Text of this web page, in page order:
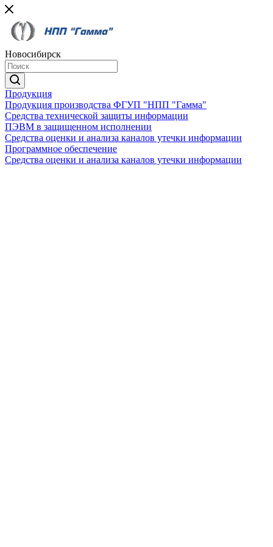
Новосибирск
Продукция
Продукция производства ФГУП "НПП "Гамма"
Средства технической защиты информации
ПЭВМ в защищенном исполнении
Средства оценки и анализа каналов утечки информации
Программное обеспечение
Средства оценки и анализа каналов утечки информации